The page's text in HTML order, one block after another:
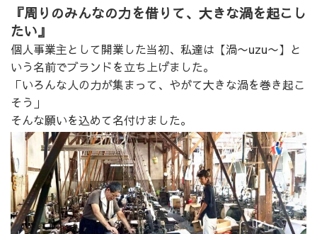
『周りのみんなの力を借りて、大きな渦を起こし
たい』
個人事業主として開業した当初、私達は【渦〜uzu〜】と
いう名前でブランドを立ち上げました。
「いろんな人の力が集まって、やがて大きな渦を巻き起こ
そう」
そんな願いを込めて名付けました。